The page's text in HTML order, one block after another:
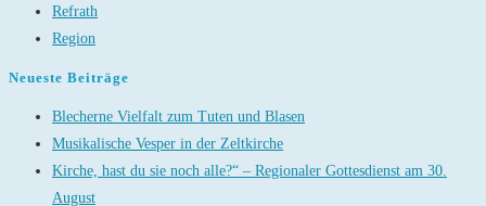
Refrath
Region
Neueste Beiträge
Blecherne Vielfalt zum Tuten und Blasen
Musikalische Vesper in der Zeltkirche
Kirche, hast du sie noch alle?“ – Regionaler Gottesdienst am 30.
August